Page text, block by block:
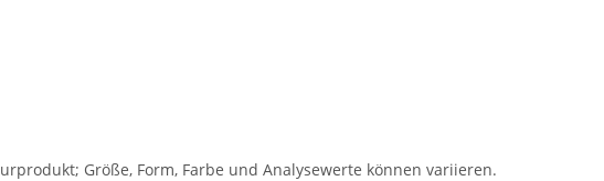
Größe, Form, Farbe und Analysewerte können variieren.